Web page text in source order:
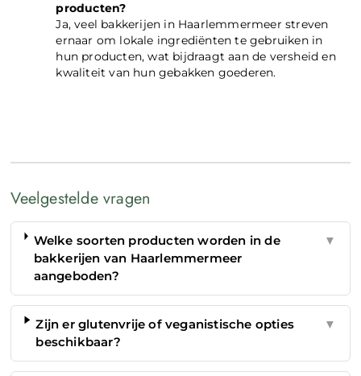
producten?
Ja, veel bakkerijen in Haarlemmermeer streven
ernaar om lokale ingrediënten te gebruiken in
hun producten, wat bijdraagt aan de versheid en
kwaliteit van hun gebakken goederen.
Veelgestelde vragen
Welke soorten producten worden in de
bakkerijen van Haarlemmermeer
aangeboden?
▼
Zijn er glutenvrije of veganistische opties
beschikbaar?
▼